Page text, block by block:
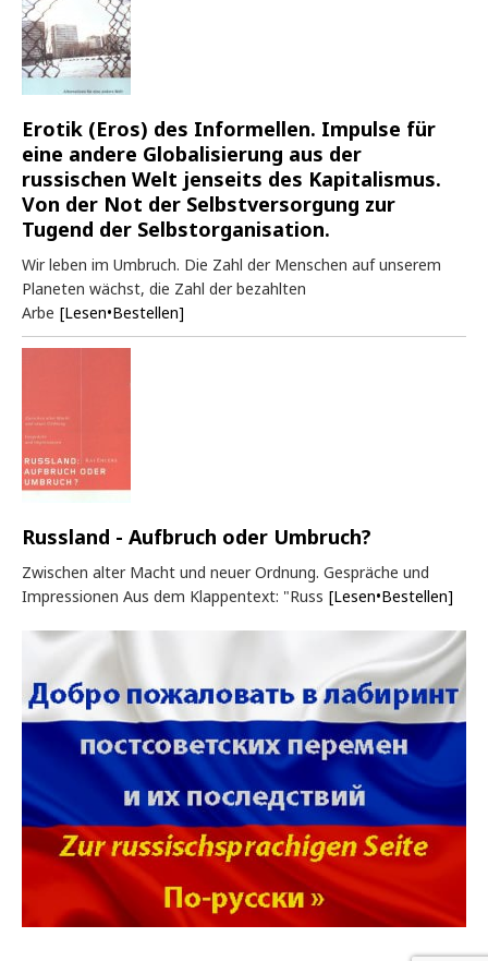
Erotik (Eros) des Informellen. Impulse für
eine andere Globalisierung aus der
russischen Welt jenseits des Kapitalismus.
Von der Not der Selbstversorgung zur
Tugend der Selbstorganisation.
Wir leben im Umbruch. Die Zahl der Menschen auf unserem
Planeten wächst, die Zahl der bezahlten
Arbe [Lesen•Bestellen]
Russland - Aufbruch oder Umbruch?
Zwischen alter Macht und neuer Ordnung. Gespräche und
Impressionen Aus dem Klappentext: "Russ [Lesen•Bestellen]